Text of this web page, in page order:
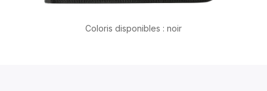
Coloris disponibles : noir